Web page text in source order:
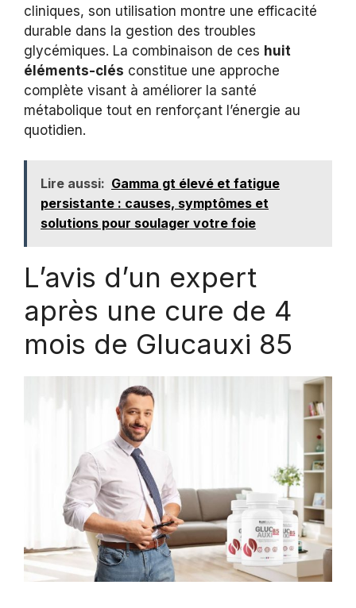
cliniques, son utilisation montre une efficacité
durable dans la gestion des troubles
glycémiques. La combinaison de ces huit
éléments-clés constitue une approche
complète visant à améliorer la santé
métabolique tout en renforçant l’énergie au
quotidien.
Lire aussi: Gamma gt élevé et fatigue
persistante : causes, symptômes et
solutions pour soulager votre foie
L’avis d’un expert
après une cure de 4
mois de Glucauxi 85